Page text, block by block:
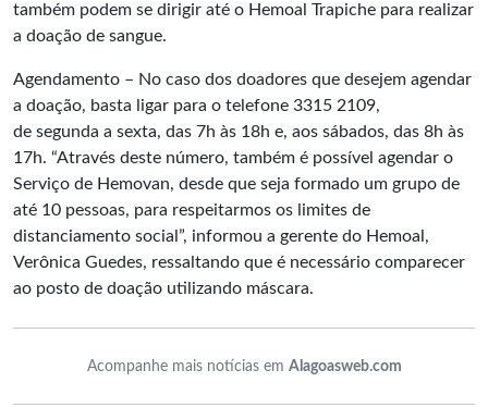
também podem se dirigir até o Hemoal Trapiche para realizar
a doação de sangue.
Agendamento – No caso dos doadores que desejem agendar
a doação, basta ligar para o telefone 3315 2109,
de segunda a sexta, das 7h às 18h e, aos sábados, das 8h às
17h. “Através deste número, também é possível agendar o
Serviço de Hemovan, desde que seja formado um grupo de
até 10 pessoas, para respeitarmos os limites de
distanciamento social”, informou a gerente do Hemoal,
Verônica Guedes, ressaltando que é necessário comparecer
ao posto de doação utilizando máscara.
Acompanhe mais notícias em Alagoasweb.com